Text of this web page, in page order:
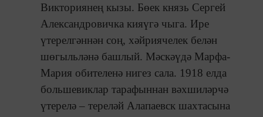
Викториянең кызы. Бөек князь Сергей
Александровичка кияүгә чыга. Ире
үтерелгәннән соң, хәйриячелек белән
шөгыльләнә башлый. Мәскәүдә Марфа-
Мария обителенә нигез сала. 1918 елда
большевиклар тарафыннан вәхшиләрчә
үтерелә – тереләй Алапаевск шахтасына